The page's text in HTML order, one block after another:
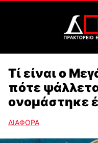
Τί είναι ο
πότε
ονομάστηκε
ΔΙΑΦΟΡΑ